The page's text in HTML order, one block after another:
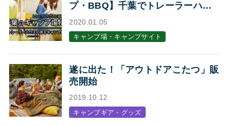
プ・BBQ】千葉でトレーラーハウ
スに泊まれるキャンプ場・BBQ場7
選
2020.01.05
キャンプ場・キャンプサイト
遂に出た！「アウトドアこたつ」販
売開始
2019.10.12
キャンプギア・グッズ